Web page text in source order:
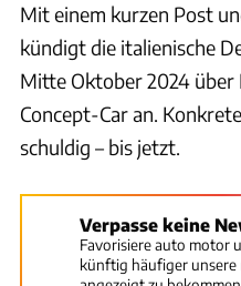
Mit einem kurzen Post
kündigt die italienische
Mitte Oktober 2024 über
Concept-Car an.
schuldig – bis jetzt.
Verpasse keine
Favorisiere auto motor
künftig häufiger unsere